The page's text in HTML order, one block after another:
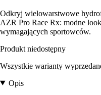
Odkryj wielowarstwowe
AZR Pro Race Rx: modne
wymagających sportowców.
Produkt niedostępny
Wszystkie warianty
Opis